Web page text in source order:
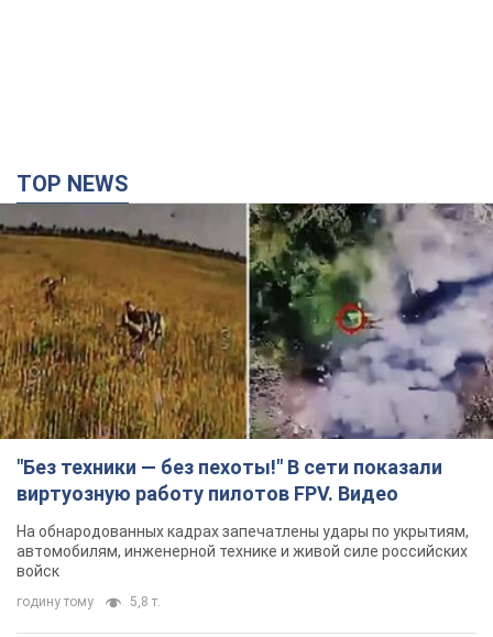
TOP NEWS
"Без техники — без пехоты!" В сети показали
виртуозную работу пилотов FPV. Видео
На обнародованных кадрах запечатлены удары по укрытиям,
автомобилям, инженерной технике и живой силе российских
войск
годину тому 5,8 т.